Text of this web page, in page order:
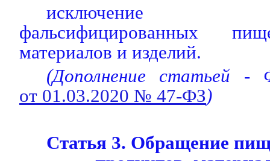
исключение
фальсифицированных
материалов и изделий.
(Дополнение статьей -
от 01.03.2020 № 47-ФЗ)
Статья 3. Обращение